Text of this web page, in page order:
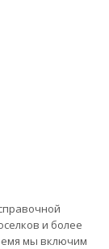
и более
мы включим